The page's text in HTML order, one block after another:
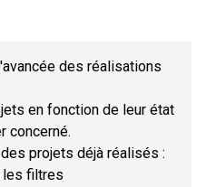
des réalisations
en fonction de leur état
concerné.
projets déjà réalisés :
les filtres